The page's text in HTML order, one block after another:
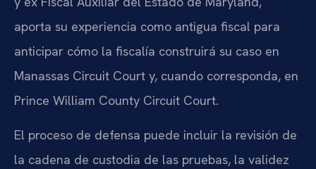
aporta su experiencia como antigua fiscal para
anticipar cómo la fiscalía construirá su caso en
Manassas Circuit Court y, cuando corresponda, en
Prince William County Circuit Court.
El proceso de defensa puede incluir la revisión de
la cadena de custodia de las pruebas, la validez